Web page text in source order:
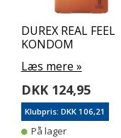
DUREX REAL FEEL
KONDOM
Læs mere »
DKK 124,95
Klubpris: DKK 106,21
På lager